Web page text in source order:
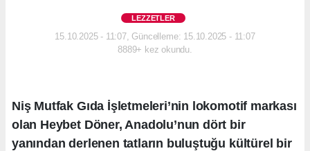
LEZZETLER
15.10.2025 - 11:07, Güncelleme: 15.10.2025 - 11:07
8889+ kez okundu.
Niş Mutfak Gıda İşletmeleri’nin lokomotif markası
olan Heybet Döner, Anadolu’nun dört bir
yanından derlenen tatların buluştuğu kültürel bir